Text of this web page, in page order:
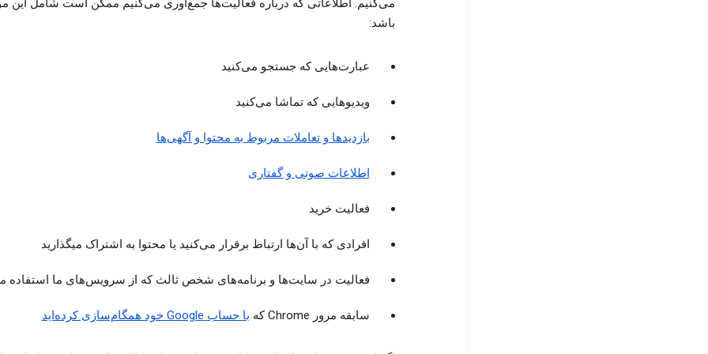
می‌کنیم. اطلاعاتی که درباره فعالیت‌ها جمع‌آوری می‌کنیم ممکن است شامل این
باشد:
عبارت‌هایی که جستجو می‌کنید
ویدیوهایی که تماشا می‌کنید
بازدیدها و تعاملات مربوط به محتوا و آگهی‌ها
اطلاعات صوتی و گفتاری
فعالیت خرید
افرادی که با آن‌ها ارتباط برقرار می‌کنید یا محتوا به اشتراک میگذارید
فعالیت در سایت‌ها و برنامه‌های شخص ثالث که از سرویس‌های ما استفاده
سابقه مرور Chrome که با حساب Google خود همگام‌سازی کرده‌اید